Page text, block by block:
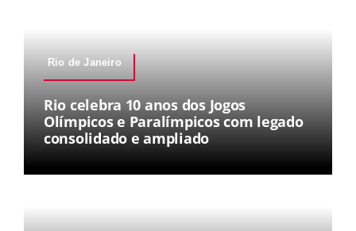
Rio de Janeiro
Rio celebra 10 anos dos Jogos
Olímpicos e Paralímpicos com legado
consolidado e ampliado